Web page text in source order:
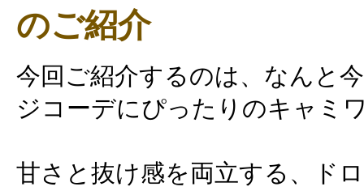
のご紹介
今回ご紹介するのは、なんと
ジコーデにぴったりのキャミ
甘さと抜け感を両立する、ド